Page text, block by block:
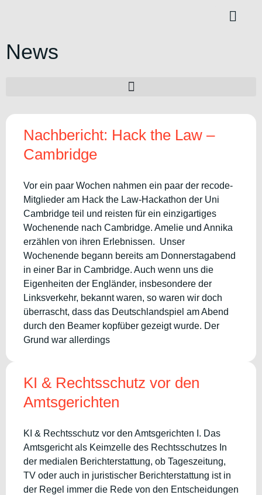
News
Nachbericht: Hack the Law –
Cambridge
Vor ein paar Wochen nahmen ein paar der recode-
Mitglieder am Hack the Law-Hackathon der Uni
Cambridge teil und reisten für ein einzigartiges
Wochenende nach Cambridge. Amelie und Annika
erzählen von ihren Erlebnissen. Unser
Wochenende begann bereits am Donnerstagabend
in einer Bar in Cambridge. Auch wenn uns die
Eigenheiten der Engländer, insbesondere der
Linksverkehr, bekannt waren, so waren wir doch
überrascht, dass das Deutschlandspiel am Abend
durch den Beamer kopfüber gezeigt wurde. Der
Grund war allerdings
KI & Rechtsschutz vor den
Amtsgerichten
KI & Rechtsschutz vor den Amtsgerichten I. Das
Amtsgericht als Keimzelle des Rechtsschutzes In
der medialen Berichterstattung, ob Tageszeitung,
TV oder auch in juristischer Berichterstattung ist in
der Regel immer die Rede von den Entscheidungen